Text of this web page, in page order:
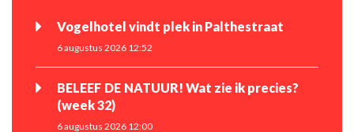
Vogelhotel vindt plek in Palthestraat
6 augustus 2026 12:52
BELEEF DE NATUUR! Wat zie ik precies?
(week 32)
6 augustus 2026 12:00